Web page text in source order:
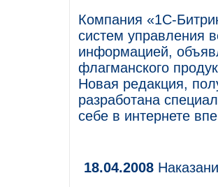
Компания «1С-
систем управления
информацией,
флагманского
Новая редакция,
разработана
себе в интернете
18.04.2008